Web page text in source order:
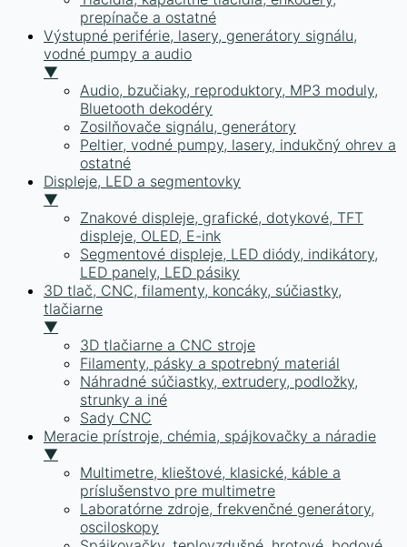
prepínače a ostatné
Výstupné periférie, lasery, generátory signálu,
vodné pumpy a audio
▼
Audio, bzučiaky, reproduktory, MP3 moduly,
Bluetooth dekodéry
Zosilňovače signálu, generátory
Peltier, vodné pumpy, lasery, indukčný ohrev a
ostatné
Displeje, LED a segmentovky
▼
Znakové displeje, grafické, dotykové, TFT
displeje, OLED, E-ink
Segmentové displeje, LED diódy, indikátory,
LED panely, LED pásiky
3D tlač, CNC, filamenty, koncáky, súčiastky,
tlačiarne
▼
3D tlačiarne a CNC stroje
Filamenty, pásky a spotrebný materiál
Náhradné súčiastky, extrudery, podložky,
strunky a iné
Sady CNC
Meracie prístroje, chémia, spájkovačky a náradie
▼
Multimetre, klieštové, klasické, káble a
príslušenstvo pre multimetre
Laboratórne zdroje, frekvenčné generátory,
osciloskopy